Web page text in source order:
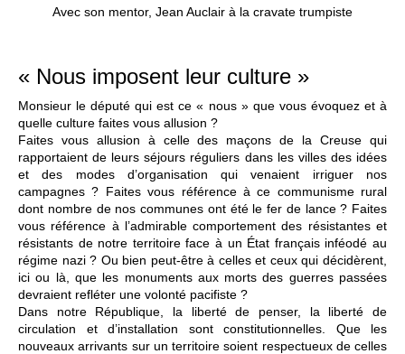
Avec son mentor, Jean Auclair à la cravate trumpiste
« Nous imposent leur culture »
Monsieur le député qui est ce « nous » que vous évoquez et à
quelle culture faites vous allusion ?
Faites vous allusion à celle des maçons de la Creuse qui
rapportaient de leurs séjours réguliers dans les villes des idées
et des modes d’organisation qui venaient irriguer nos
campagnes ? Faites vous référence à ce communisme rural
dont nombre de nos communes ont été le fer de lance ? Faites
vous référence à l’admirable comportement des résistantes et
résistants de notre territoire face à un État français inféodé au
régime nazi ? Ou bien peut-être à celles et ceux qui décidèrent,
ici ou là, que les monuments aux morts des guerres passées
devraient refléter une volonté pacifiste ?
Dans notre République, la liberté de penser, la liberté de
circulation et d’installation sont constitutionnelles. Que les
nouveaux arrivants sur un territoire soient respectueux de celles